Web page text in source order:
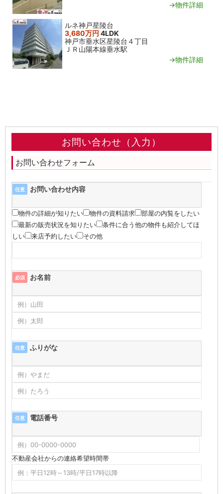
→物件詳細
ルネ神戸星陵台
3,680万円 4LDK
神戸市垂水区星陵台４丁目
ＪＲ山陽本線垂水駅
→物件詳細
お問い合わせ（入力）
お問い合わせフォーム
任意 お問い合わせ内容
物件の詳細が知りたい 物件の資料請求
部屋の内覧をしたい
最新の販売状況を知りたい
条件に合う他の物件も紹介してほ
しい
来店予約したい その他
必須 お名前
任意 ふりがな
任意 電話番号
不動産会社からの連絡希望時間帯